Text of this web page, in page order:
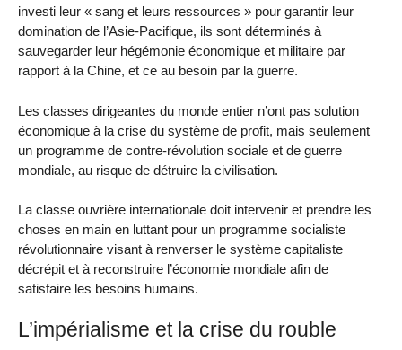
investi leur « sang et leurs ressources » pour garantir leur
domination de l’Asie-Pacifique, ils sont déterminés à
sauvegarder leur hégémonie économique et militaire par
rapport à la Chine, et ce au besoin par la guerre.
Les classes dirigeantes du monde entier n’ont pas solution
économique à la crise du système de profit, mais seulement
un programme de contre-révolution sociale et de guerre
mondiale, au risque de détruire la civilisation.
La classe ouvrière internationale doit intervenir et prendre les
choses en main en luttant pour un programme socialiste
révolutionnaire visant à renverser le système capitaliste
décrépit et à reconstruire l’économie mondiale afin de
satisfaire les besoins humains.
L’impérialisme et la crise du rouble